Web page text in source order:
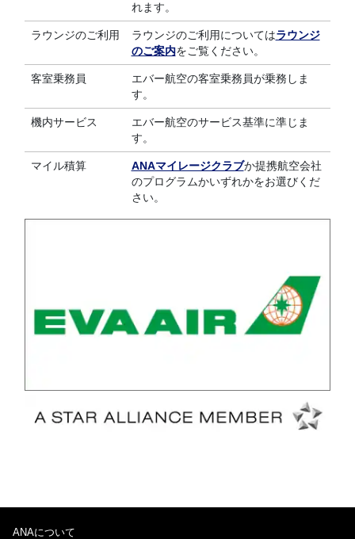
れます。
ラウンジのご利用 ラウンジのご利用についてはラウンジ
のご案内をご覧ください。
客室乗務員
エバー航空の客室乗務員が乗務しま
す。
機内サービス
エバー航空のサービス基準に準じま
す。
マイル積算 ANAマイレージクラブか提携航空会社
のプログラムかいずれかをお選びくだ
さい。
ANAについて